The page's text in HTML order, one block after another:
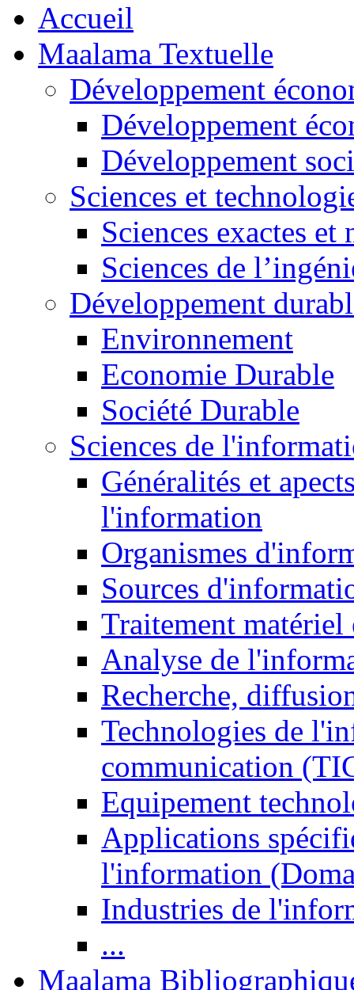
Accueil
Maalama Textuelle
Développement
Développement
Développement
Sciences et
Sciences exactes et
Sciences de
Développement
Environnement
Economie Durable
Société Durable
Sciences de
Généralités et
l'information
Organismes
Sources
Traitement matériel
Analyse de
Recherche,
Technologies de
communication
Equipement
Applications
l'information
Industries de
...
Maalama